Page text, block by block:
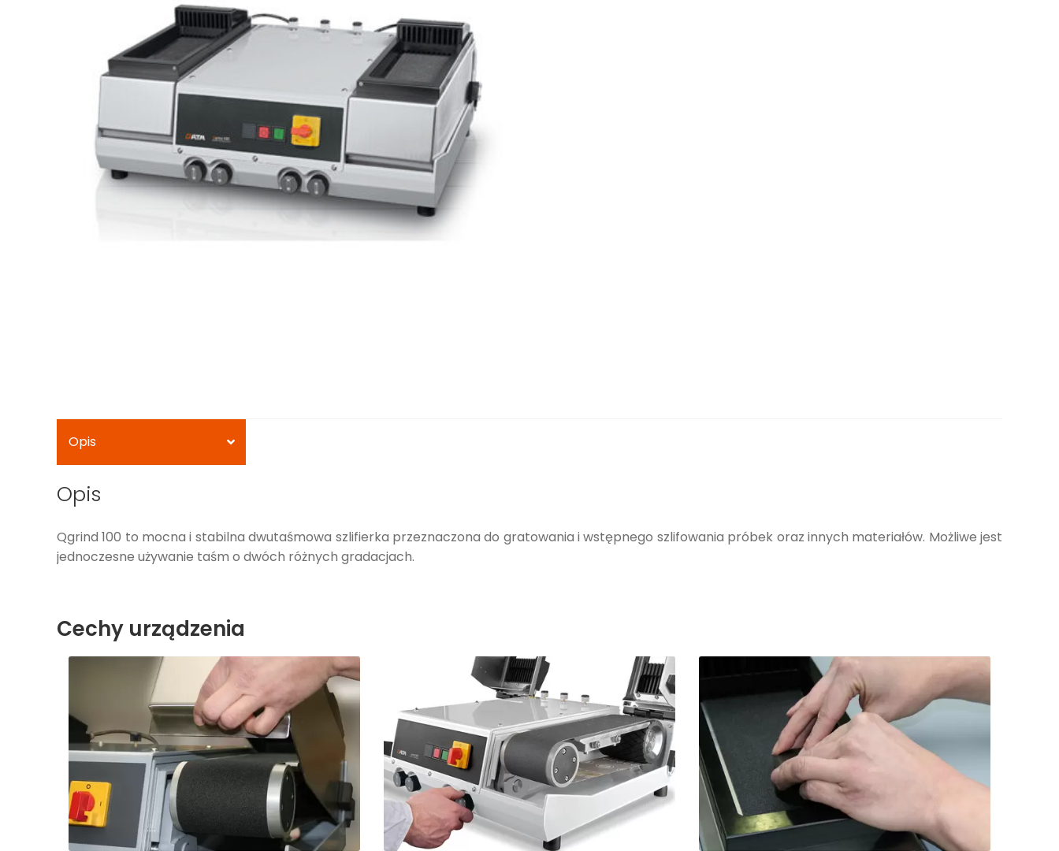
Opis
Opis
Qgrind 100 to mocna i stabilna dwutaśmowa szlifierka przeznaczona do gratowania i wstępnego szlifowania próbek oraz innych materiałów. Możliwe jest
jednoczesne używanie taśm o dwóch różnych gradacjach.
Cechy urządzenia